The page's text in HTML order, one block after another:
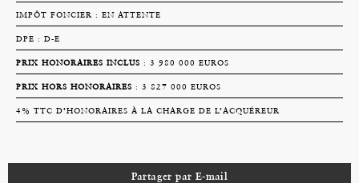
IMPÔT FONCIER : EN ATTENTE
DPE : D-E
PRIX HONORAIRES INCLUS : 3 980 000 EUROS
PRIX HORS HONORAIRES : 3 827 000 EUROS
4% TTC D’HONORAIRES À LA CHARGE DE L’ACQUÉREUR
Partager par E-mail